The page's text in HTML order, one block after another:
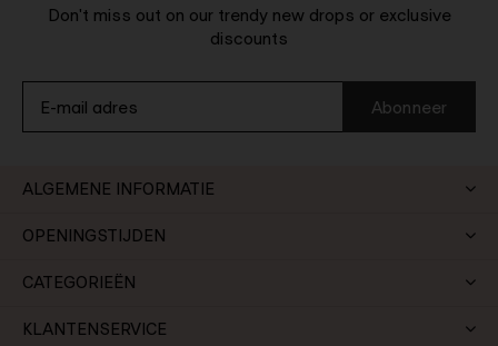
Don't miss out on our trendy new drops or exclusive
discounts
Abonneer
ALGEMENE INFORMATIE
OPENINGSTIJDEN
CATEGORIEËN
KLANTENSERVICE